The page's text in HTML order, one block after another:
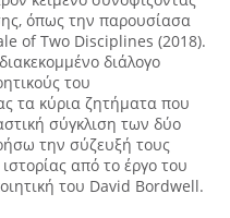
όπως την παρουσίασα
of Two Disciplines (2018).
διάλογο
του
τα κύρια ζητήματα που
σύγκλιση των δύο
την σύζευξή τους
από το έργο του
του David Bordwell.